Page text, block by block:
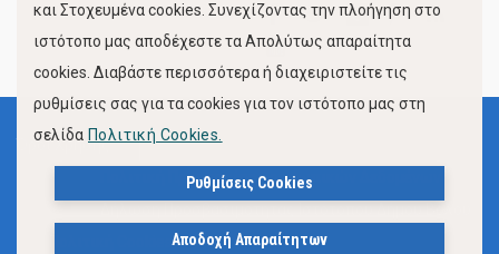
FOLLOW US
Όροι Χρήσης
Πολιτική Προστασίας Προσωπικών Δεδομένων
Πολιτική Cookies
και Στοχευμένα cookies. Συνεχίζοντας την πλοήγηση στο
ιστότοπο μας αποδέχεστε τα Απολύτως απαραίτητα
cookies. Διαβάστε περισσότερα ή διαχειριστείτε τις
ρυθμίσεις σας για τα cookies για τον ιστότοπο μας στη
σελίδα Πολιτική Cookies.
Ρυθμίσεις Cookies
Αποδοχή Απαραίτητων